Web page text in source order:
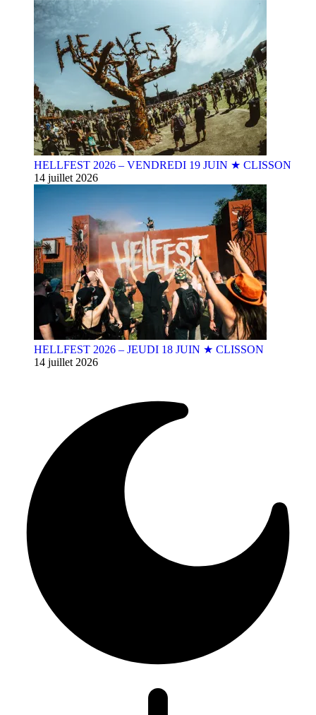
HELLFEST 2026 – VENDREDI 19 JUIN ★ CLISSON
14 juillet 2026
HELLFEST 2026 – JEUDI 18 JUIN ★ CLISSON
14 juillet 2026